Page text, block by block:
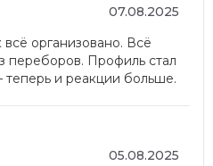
07.08.2025
организовано. Всё
переборов. Профиль стал
и реакции больше.
05.08.2025